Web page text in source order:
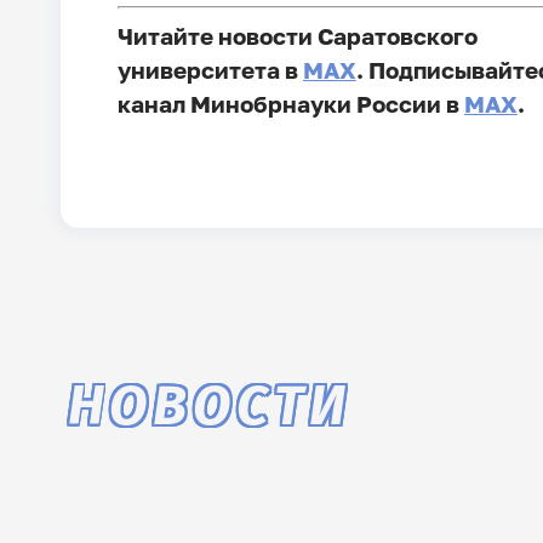
Читайте новости Саратовского
университета в MAX.
канал Минобрнауки России в MAX.
НОВОСТИ